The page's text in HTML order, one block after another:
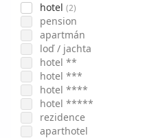
hotel (2)
pension
apartmán
loď / jachta
hotel **
hotel ***
hotel ****
hotel *****
rezidence
aparthotel